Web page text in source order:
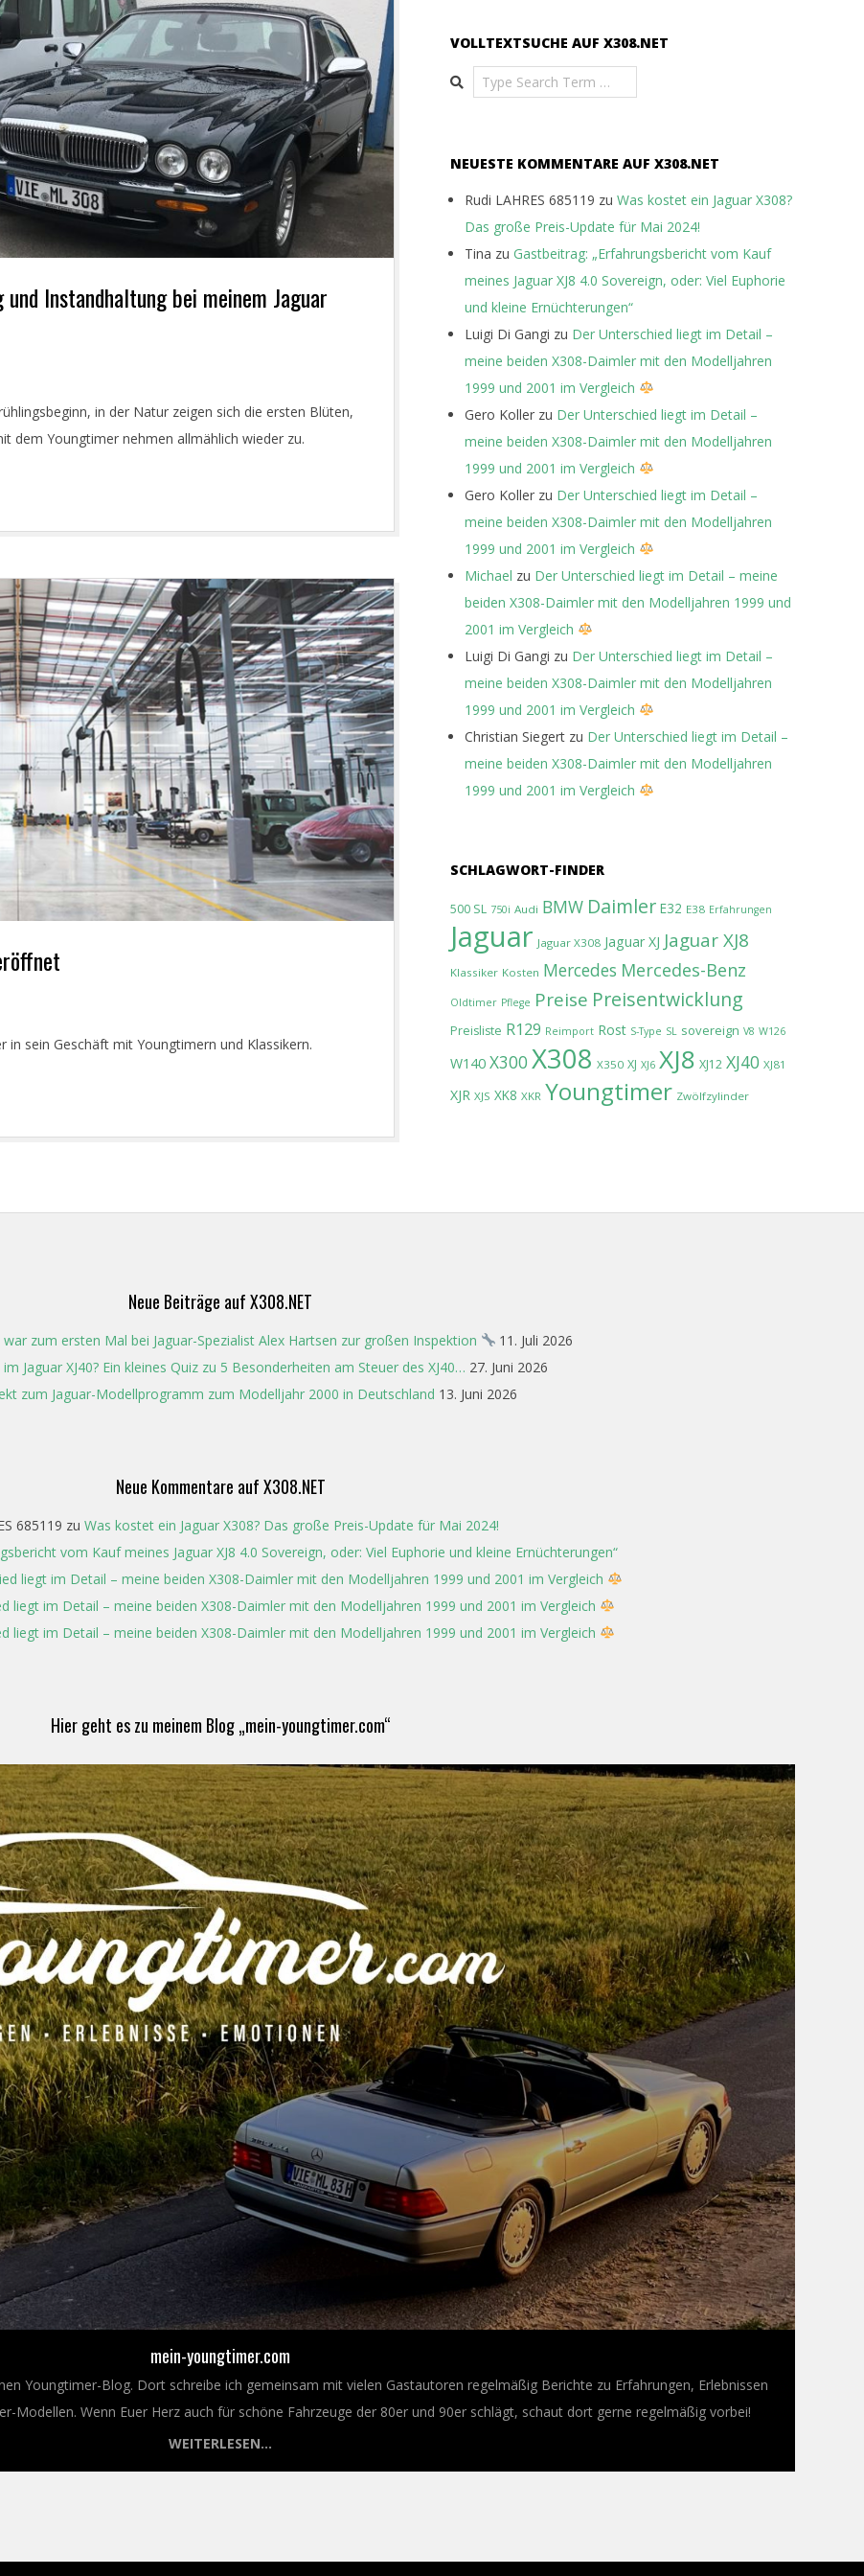
Instandhaltung bei meinem Jaguar
in der Natur zeigen sich die ersten Blüten,
dem Youngtimer nehmen allmählich wieder zu.
in sein Geschäft mit Youngtimern und Klassikern.
VOLLTEXTSUCHE AUF X308.NET
Search
NEUESTE KOMMENTARE AUF X308.NET
Rudi LAHRES 685119 zu Was kostet ein Jaguar X308?
Das große Preis-Update für Mai 2024!
Tina zu Gastbeitrag: „Erfahrungsbericht vom Kauf
meines Jaguar XJ8 4.0 Sovereign, oder: Viel Euphorie
und kleine Ernüchterungen“
Luigi Di Gangi zu Der Unterschied liegt im Detail –
meine beiden X308-Daimler mit den Modelljahren
1999 und 2001 im Vergleich
Gero Koller zu Der Unterschied liegt im Detail –
meine beiden X308-Daimler mit den Modelljahren
1999 und 2001 im Vergleich
Gero Koller zu Der Unterschied liegt im Detail –
meine beiden X308-Daimler mit den Modelljahren
1999 und 2001 im Vergleich
Michael zu Der Unterschied liegt im Detail – meine
beiden X308-Daimler mit den Modelljahren 1999 und
2001 im Vergleich
Luigi Di Gangi zu Der Unterschied liegt im Detail –
meine beiden X308-Daimler mit den Modelljahren
1999 und 2001 im Vergleich
Christian Siegert zu Der Unterschied liegt im Detail –
meine beiden X308-Daimler mit den Modelljahren
1999 und 2001 im Vergleich
SCHLAGWORT-FINDER
500 SL 750i Audi BMW Daimler E32 E38 Erfahrungen
Jaguar Jaguar X308 Jaguar XJ Jaguar XJ8
Klassiker Kosten Mercedes Mercedes-Benz
Oldtimer Pflege Preise Preisentwicklung
Preisliste R129 Reimport Rost S-Type SL sovereign V8 W126
W140 X300 X308 X350 XJ XJ6 XJ8 XJ12 XJ40 XJ81
XJR XJS XK8 XKR Youngtimer Zwölfzylinder
Neue Beiträge auf X308.NET
zum ersten Mal bei Jaguar-Spezialist Alex Hartsen zur großen Inspektion
11. Juli 2026
Jaguar XJ40? Ein kleines Quiz zu 5 Besonderheiten am Steuer des XJ40… 27. Juni 2026
zum Jaguar-Modellprogramm zum Modelljahr 2000 in Deutschland 13. Juni 2026
Neue Kommentare auf X308.NET
685119 zu Was kostet ein Jaguar X308? Das große Preis-Update für Mai 2024!
vom Kauf meines Jaguar XJ8 4.0 Sovereign, oder: Viel Euphorie und kleine Ernüchterungen“
liegt im Detail – meine beiden X308-Daimler mit den Modelljahren 1999 und 2001 im Vergleich
liegt im Detail – meine beiden X308-Daimler mit den Modelljahren 1999 und 2001 im Vergleich
liegt im Detail – meine beiden X308-Daimler mit den Modelljahren 1999 und 2001 im Vergleich
Hier geht es zu meinem Blog „mein-youngtimer.com“
mein-youngtimer.com
Youngtimer-Blog. Dort schreibe ich gemeinsam mit vielen Gastautoren regelmäßig Berichte zu Erfahrungen, Erlebnissen
Modellen. Wenn Euer Herz auch für schöne Fahrzeuge der 80er und 90er schlägt, schaut dort gerne regelmäßig vorbei!
WEITERLESEN...